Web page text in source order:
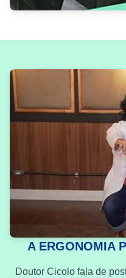
A ERGONOMIA
Doutor Cicolo fala de